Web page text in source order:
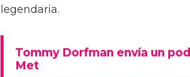
legendaria.
Tommy Dorfman envía un
Met